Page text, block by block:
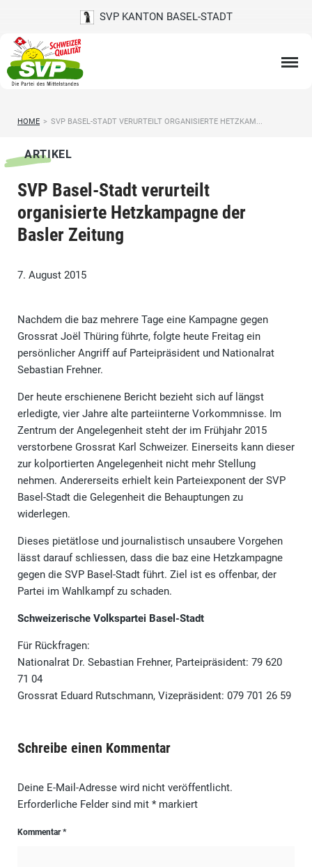
SVP KANTON BASEL-STADT
HOME > SVP BASEL-STADT VERURTEILT ORGANISIERTE HETZKAM...
ARTIKEL
SVP Basel-Stadt verurteilt
organisierte Hetzkampagne der
Basler Zeitung
7. August 2015
Nachdem die baz mehrere Tage eine Kampagne gegen
Grossrat Joël Thüring führte, folgte heute Freitag ein
persönlicher Angriff auf Parteipräsident und Nationalrat
Sebastian Frehner.
Der heute erschienene Bericht bezieht sich auf längst
erledigte, vier Jahre alte parteiinterne Vorkommnisse. Im
Zentrum der Angelegenheit steht der im Frühjahr 2015
verstorbene Grossrat Karl Schweizer. Einerseits kann dieser
zur kolportierten Angelegenheit nicht mehr Stellung
nehmen. Andererseits erhielt kein Parteiexponent der SVP
Basel-Stadt die Gelegenheit die Behauptungen zu
widerlegen.
Dieses pietätlose und journalistisch unsaubere Vorgehen
lässt darauf schliessen, dass die baz eine Hetzkampagne
gegen die SVP Basel-Stadt führt. Ziel ist es offenbar, der
Partei im Wahlkampf zu schaden.
Schweizerische Volkspartei Basel-Stadt
Für Rückfragen:
Nationalrat Dr. Sebastian Frehner, Parteipräsident: 79 620
71 04
Grossrat Eduard Rutschmann, Vizepräsident: 079 701 26 59
Schreibe einen Kommentar
Deine E-Mail-Adresse wird nicht veröffentlicht.
Erforderliche Felder sind mit *markiert
Kommentar*